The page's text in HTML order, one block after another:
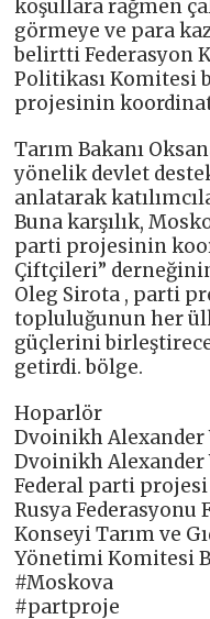
koşullara rağmen
görmeye ve para
belirtti Federasyon
Politikası Komitesi
projesinin
Tarım Bakanı
yönelik devlet
anlatarak
Buna karşılık,
parti projesinin
Çiftçileri”
Oleg Sirota , parti
topluluğunun her
güçlerini
getirdi. bölge.
Hoparlör
Dvoinikh
Dvoinikh
Federal parti projesi
Rusya Federasyonu
Konseyi Tarım ve
Yönetimi Komitesi
#Moskova
#partproje